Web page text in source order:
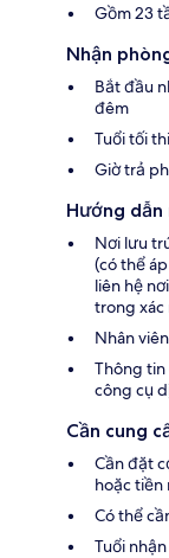
Gồm 23
Nhận
Bắt đầu
đêm
Tuổi tối
Giờ trả
Hướng
Nơi lưu
(có thể
liên hệ
trong
Nhân
Thông
công cụ
Cần cung
Cần đặt
hoặc tiền
Có thể
Tuổi